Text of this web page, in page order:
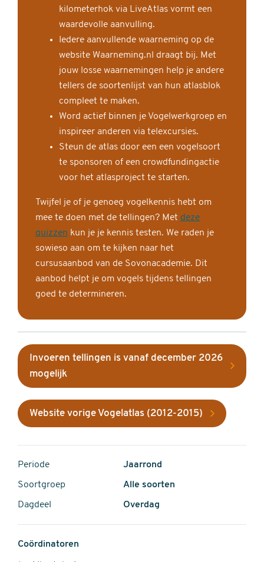
kilometerhok via LiveAtlas vormt een
waardevolle aanvulling.
Iedere aanvullende waarneming op de
website Waarneming.nl draagt bij. Met
jouw losse waarnemingen help je andere
tellers de soortenlijst van hun atlasblok
compleet te maken.
Word actief binnen je Vogelwerkgroep en
inspireer anderen via telexcursies.
Steun de atlas door een een vogelsoort
te sponsoren of een crowdfundingactie
voor het atlasproject te starten.
Twijfel je of je genoeg vogelkennis hebt om
mee te doen met de tellingen? Met deze
quizzen kun je je kennis testen. We raden je
sowieso aan om te kijken naar het
cursusaanbod van de Sovonacademie. Dit
aanbod helpt je om vogels tijdens tellingen
goed te determineren.
Invoeren tellingen is vanaf december 2026
mogelijk
Website vorige Vogelatlas (2012-2015)
Periode Jaarrond
Soortgroep Alle soorten
Dagdeel Overdag
Coördinatoren